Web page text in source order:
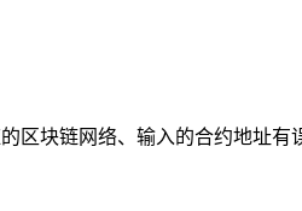
区块链网络、输入的合约地址有